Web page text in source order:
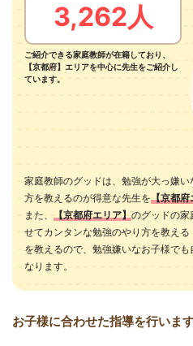
3,262人
ご紹介できる家庭教師が在籍しており、
【京都府】エリアを中心に先生をご紹介し
ています。
家庭教師のグッドは、勉強が大っ嫌
方を教えるのが得意な先生を【京都府
また、
【京都府エリア】 のグッドの家
せてカンタンな勉強のやり方を教え
を教えるので、勉強嫌いなお子様で
なります。
お子様に合わせた指導を行います